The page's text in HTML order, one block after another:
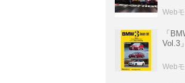
ト体
開
Web
「
Vol.3
ムック
Web